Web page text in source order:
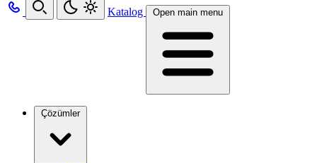
Katalog Open main menu
Çözümler